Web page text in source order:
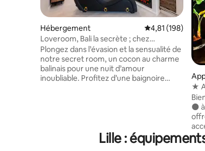
Hébergement Évaluation
4,81 (198)
Loveroom, Bali la secrète ; chez
nounours
Plongez dans l’évasion et la sensualité de
notre secret room, un cocon au charme
balinais pour une nuit d’amour
inoubliable. Profitez d’une baignoire
une nuit douce et voluptueuse dans un lit
king-size 2m X 2m aux draps satinés.
★
🌑
offre
en
Lille :